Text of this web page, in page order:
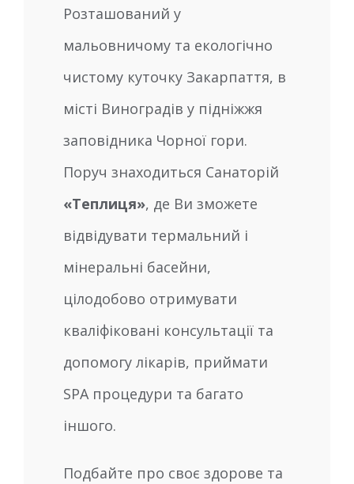
Розташований у
мальовничому та екологічно
чистому куточку Закарпаття, в
місті Виноградів у підніжжя
заповідника Чорної гори.
Поруч знаходиться Санаторій
«Теплиця», де Ви зможете
відвідувати термальний і
мінеральні басейни,
цілодобово отримувати
кваліфіковані консультації та
допомогу лікарів, приймати
SPA процедури та багато
іншого.
Подбайте про своє здорове та